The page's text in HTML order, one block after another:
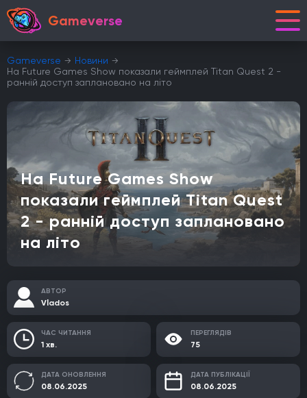
Gameverse
Gameverse
Новини
На Future Games Show показали геймплей Titan Quest 2 -
ранній доступ заплановано на літо
На Future Games Show
показали геймплей Titan Quest
2 - ранній доступ заплановано
на літо
АВТОР
Vlados
ЧАС ЧИТАННЯ
1 хв.
ПЕРЕГЛЯДІВ
75
ДАТА ОНОВЛЕННЯ
08.06.2025
ДАТА ПУБЛІКАЦІЇ
08.06.2025